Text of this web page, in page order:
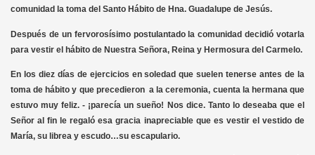
comunidad la toma del Santo Hábito de Hna. Guadalupe de Jesús.
Después de un fervorosísimo postulantado la comunidad decidió votarla
para vestir el hábito de Nuestra Señora, Reina y Hermosura del Carmelo.
En los diez días de ejercicios en soledad que suelen tenerse antes de la
toma de hábito y que precedieron a la ceremonia, cuenta la hermana que
estuvo muy feliz. - ¡parecía un sueño! Nos dice. Tanto lo deseaba que el
Señor al fin le regaló esa gracia inapreciable que es vestir el vestido de
María, su librea y escudo…su escapulario.